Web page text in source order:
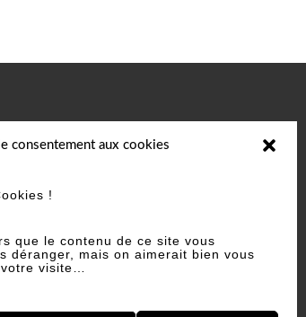
consentement aux cookies
!
que le contenu de ce site vous
déranger, mais on aimerait bien vous
visite…
ligne